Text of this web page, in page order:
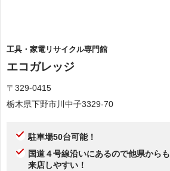
工具・家電リサイクル専門館
エコガレッジ
〒329-0415
栃木県下野市川中子3329-70
駐車場50台可能！
国道４号線沿いにあるので他県からも
来店しやすい！